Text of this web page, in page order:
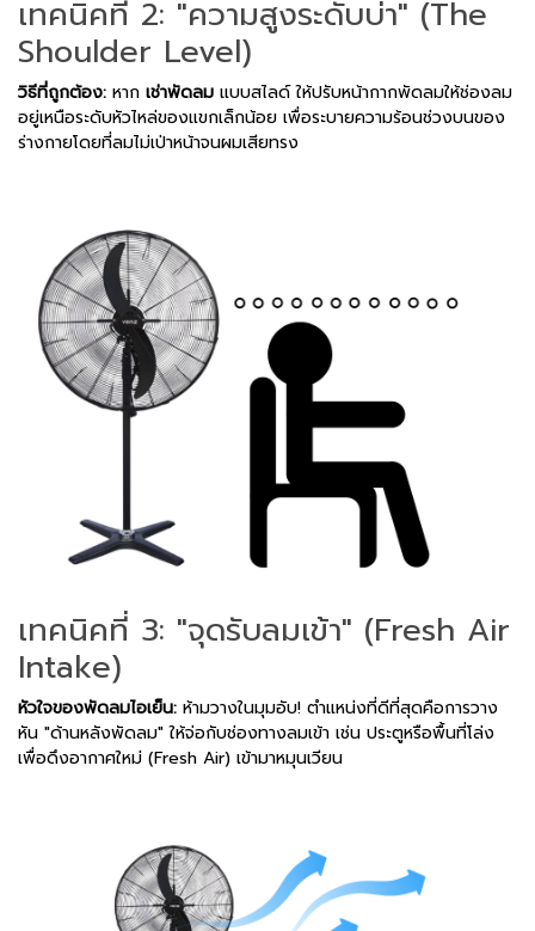
เทคนิคที่ 2: "ความสูงระดับบ่า" (The
Shoulder Level)
วิธีที่ถูกต้อง: หาก เช่าพัดลม แบบสไลด์ ให้ปรับหน้ากากพัดลมให้ช่องลม
อยู่เหนือระดับหัวไหล่ของแขกเล็กน้อย เพื่อระบายความร้อนช่วงบนของ
ร่างกายโดยที่ลมไม่เป่าหน้าจนผมเสียทรง
เทคนิคที่ 3: "จุดรับลมเข้า" (Fresh Air
Intake)
หัวใจของพัดลมไอเย็น: ห้ามวางในมุมอับ! ตำแหน่งที่ดีที่สุดคือการวาง
หัน "ด้านหลังพัดลม" ให้จ่อกับช่องทางลมเข้า เช่น ประตูหรือพื้นที่โล่ง
เพื่อดึงอากาศใหม่ (Fresh Air) เข้ามาหมุนเวียน